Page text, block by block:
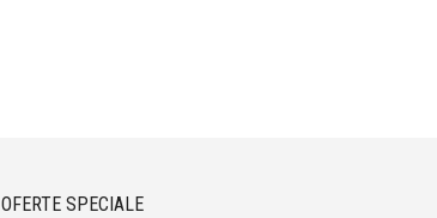
OFERTE SPECIALE